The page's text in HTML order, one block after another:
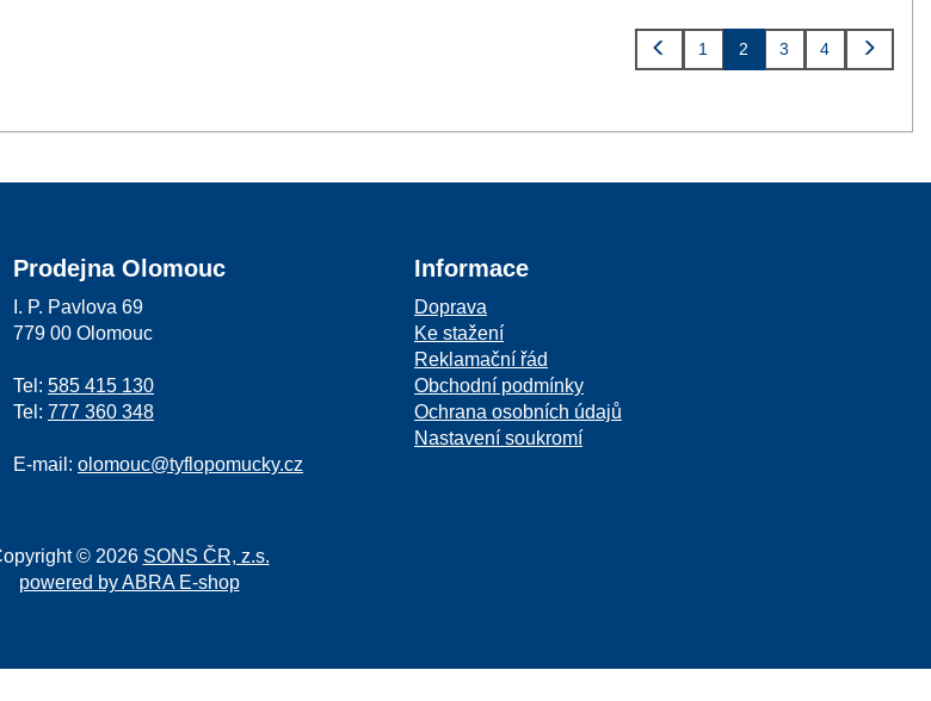
1 2 3 4
Prodejna Olomouc
I. P. Pavlova 69
779 00 Olomouc
Tel: 585 415 130
Tel: 777 360 348
E-mail: olomouc@tyflopomucky.cz
Informace
Doprava
Ke stažení
Reklamační řád
Obchodní podmínky
Ochrana osobních údajů
Nastavení soukromí
© 2026 SONS ČR, z.s.
powered by ABRA E-shop